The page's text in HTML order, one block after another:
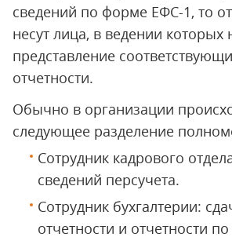
сведений по форме ЕФС-1, то
несут лица, в ведении которых
представление
отчетности.
Обычно в организации
следующее разделение
Сотрудник кадрового
сведений персучета.
Сотрудник бухгалтерии:
отчетности и отчетности